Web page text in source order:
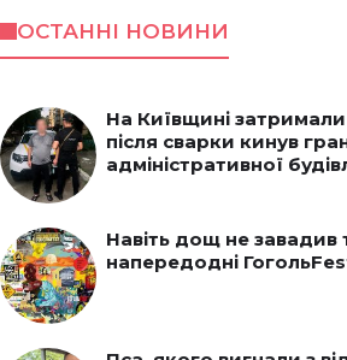
ОСТАННІ НОВИНИ
На Київщині
після сварки кинув
адміністративної
Навіть дощ не завадив
напередодні